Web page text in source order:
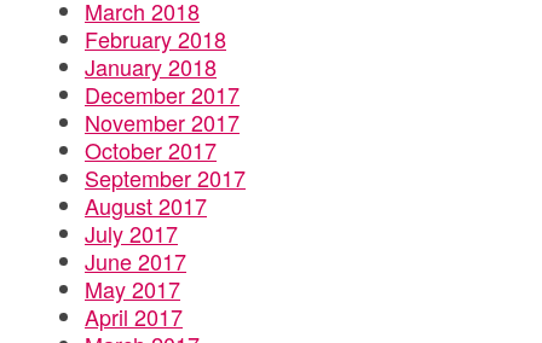
March 2018
February 2018
January 2018
December 2017
November 2017
October 2017
September 2017
August 2017
July 2017
June 2017
May 2017
April 2017